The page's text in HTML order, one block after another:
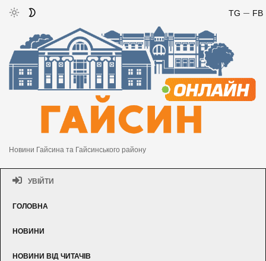
FB
TG
Новини Гайсина та Гайсинського району
УВІЙТИ
ГОЛОВНА
НОВИНИ
НОВИНИ ВІД ЧИТАЧІВ